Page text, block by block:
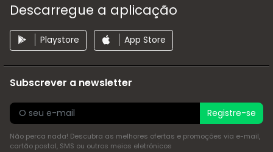
Descarregue a aplicação
Playstore App Store
Subscrever a newsletter
Registre-se
Não perca nada! Descubra as melhores ofertas e promoções via e-mail,
cartão postal, SMS ou outros meios eletrónicos